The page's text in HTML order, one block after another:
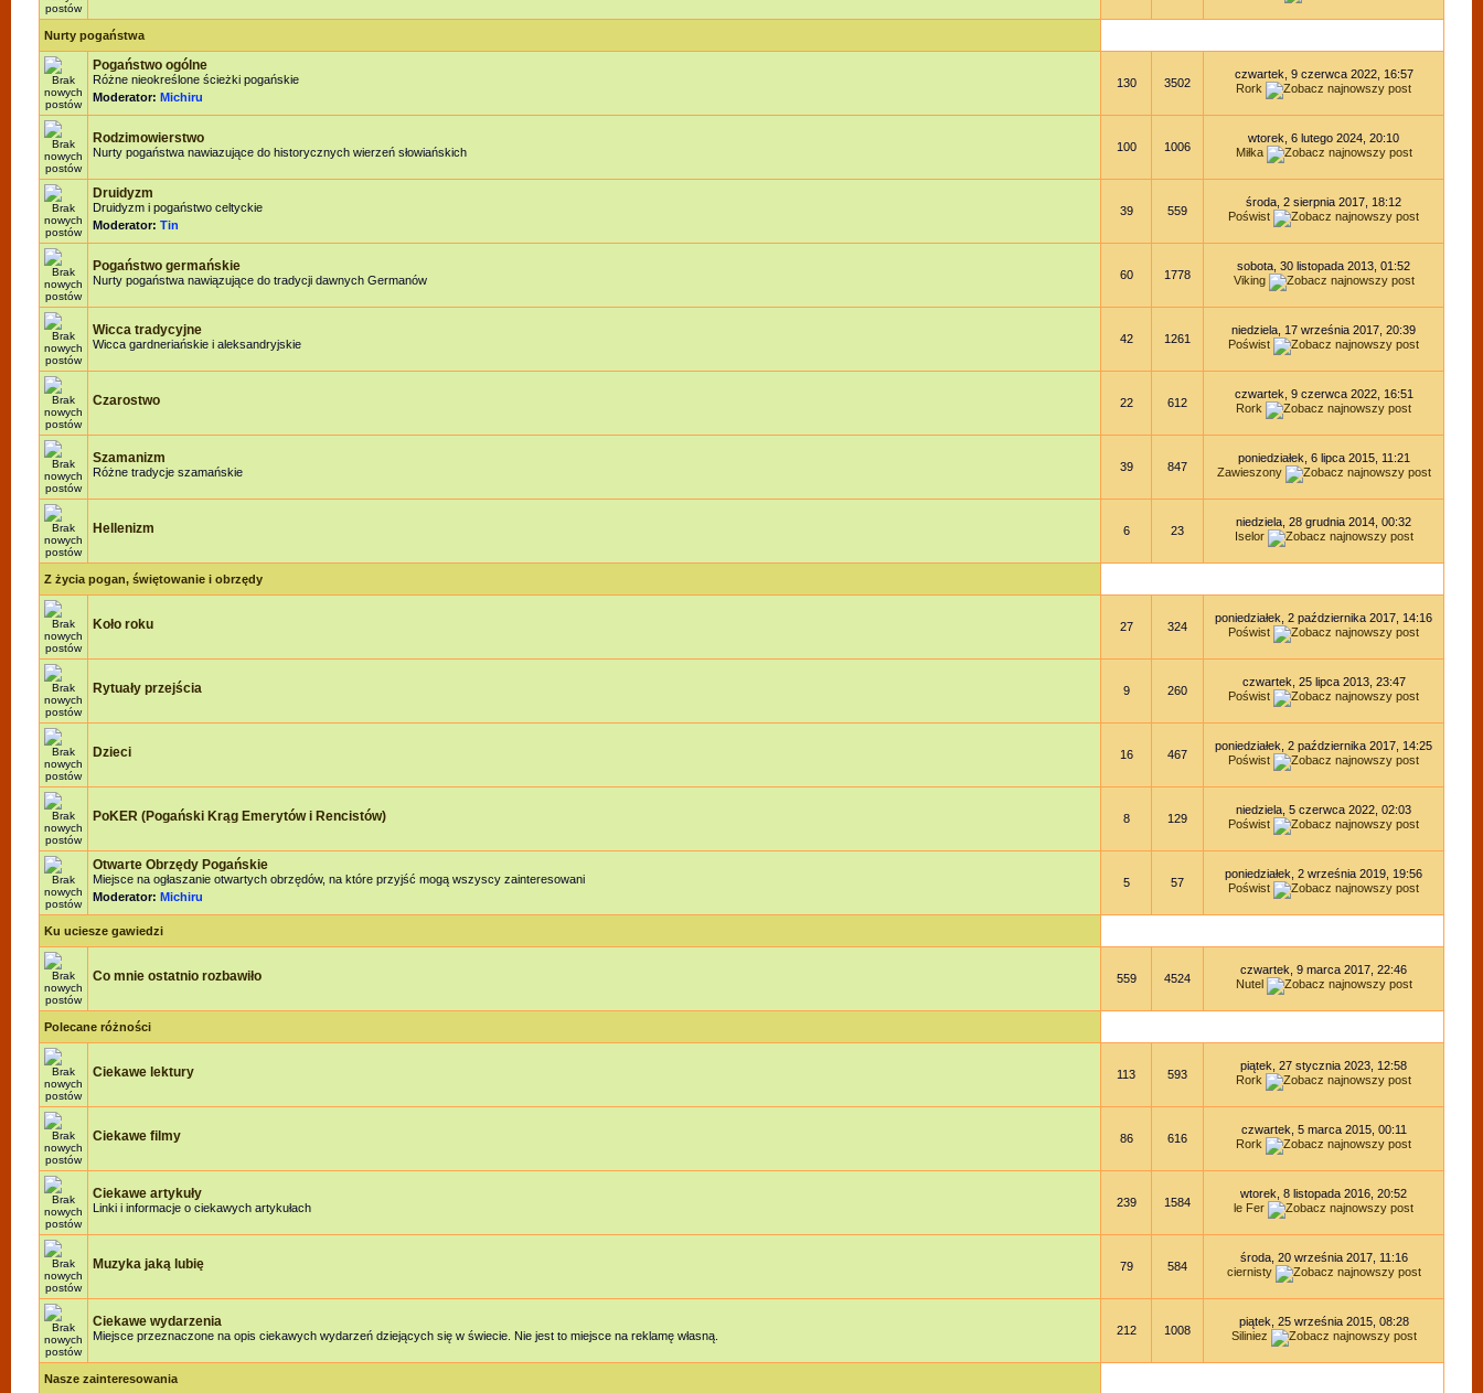
Nurty pogaństwa
Pogaństwo ogólne
Różne nieokreślone ścieżki pogańskie
Moderator: Michiru
130 3502
czwartek, 9 czerwca 2022, 16:57
Rork
Rodzimowierstwo
Nurty pogaństwa nawiazujące do historycznych wierzeń słowiańskich 100 1006
wtorek, 6 lutego 2024, 20:10
Miłka
Druidyzm
Druidyzm i pogaństwo celtyckie
Moderator: Tin
39 559
środa, 2 sierpnia 2017, 18:12
Poświst
Pogaństwo germańskie
Nurty pogaństwa nawiązujące do tradycji dawnych Germanów 60 1778
sobota, 30 listopada 2013, 01:52
Viking
Wicca tradycyjne
Wicca gardneriańskie i aleksandryjskie 42 1261
niedziela, 17 września 2017, 20:39
Poświst
Czarostwo 22 612
czwartek, 9 czerwca 2022, 16:51
Rork
Szamanizm
Różne tradycje szamańskie 39 847
poniedziałek, 6 lipca 2015, 11:21
Zawieszony
Hellenizm 6 23
niedziela, 28 grudnia 2014, 00:32
Iselor
Z życia pogan, świętowanie i obrzędy
Koło roku 27 324
poniedziałek, 2 października 2017, 14:16
Poświst
Rytuały przejścia 9 260
czwartek, 25 lipca 2013, 23:47
Poświst
Dzieci 16 467
poniedziałek, 2 października 2017, 14:25
Poświst
PoKER (Pogański Krąg Emerytów i Rencistów) 8 129
niedziela, 5 czerwca 2022, 02:03
Poświst
Otwarte Obrzędy Pogańskie
Miejsce na ogłaszanie otwartych obrzędów, na które przyjść mogą wszyscy zainteresowani
Moderator: Michiru
5 57
poniedziałek, 2 września 2019, 19:56
Poświst
Ku uciesze gawiedzi
Co mnie ostatnio rozbawiło 559 4524
czwartek, 9 marca 2017, 22:46
Nutel
Polecane różności
Ciekawe lektury 113 593
piątek, 27 stycznia 2023, 12:58
Rork
Ciekawe filmy 86 616
czwartek, 5 marca 2015, 00:11
Rork
Ciekawe artykuły
Linki i informacje o ciekawych artykułach 239 1584
wtorek, 8 listopada 2016, 20:52
le Fer
Muzyka jaką lubię 79 584
środa, 20 września 2017, 11:16
ciernisty
Ciekawe wydarzenia
Miejsce przeznaczone na opis ciekawych wydarzeń dziejących się w świecie. Nie jest to miejsce na reklamę własną. 212 1008
piątek, 25 września 2015, 08:28
Siliniez
Nasze zainteresowania